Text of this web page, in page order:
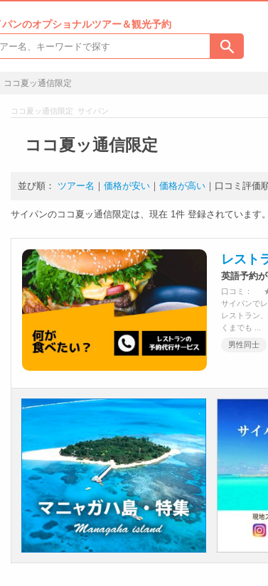
パンのオプショナルツアー＆観光予約
ココ夏ッ通信限定
ココ夏ッ通信限定 サイパン
ココ夏ッ通信限定
並び順： ツアー名 ｜ 価格が安い ｜ 価格が高い ｜ 口コミ評価
サイパンのココ夏ッ通信限定は、現在 1件 登録されています。
レスト
英語予約
口コミ：
サイパンで
レストラン
くまでも ...
男性同士